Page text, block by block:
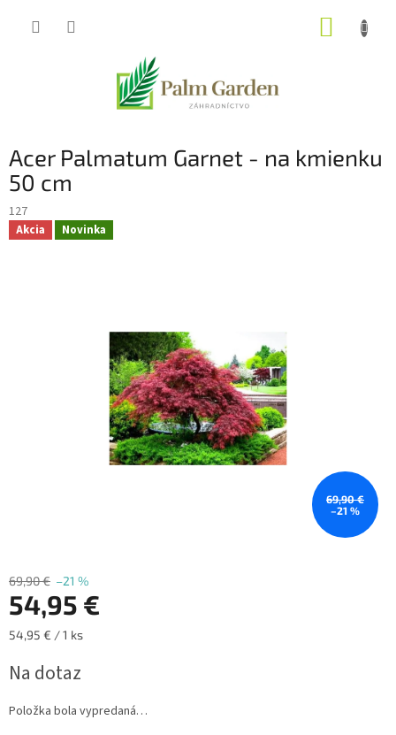
Acer Palmatum Garnet - na kmienku
50 cm
127
Akcia Novinka
69,90 €
–21 %
69,90 € –21 %
54,95 €
Jednotková
54,95 € / 1 ks
Na dotaz
Položka bola vypredaná…